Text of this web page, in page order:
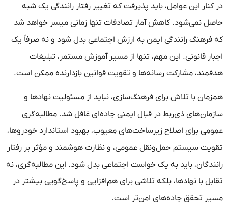
در کنار این عوامل، باید پذیرفت که تغییر رفتار رانندگی یک شبه
حاصل نمی‌شود. کاهش آمار تصادفات تنها زمانی میسر خواهد شد
که فرهنگ رانندگی ایمن به ارزش اجتماعی بدل شود و نه صرفاً یک
اجبار قانونی. این مهم، تنها از مسیر آموزش مستمر، تبلیغات
هدفمند، مشارکت رسانه‌ها و تقویت قوانین بازدارنده ممکن است.
همزمان با تلاش برای فرهنگ‌سازی، نباید از مسئولیت نهادها و
سازمان‌های ذی‌ربط در قبال ایمنی جاده‌ای غافل شد. مطالبه‌گری
عمومی برای اصلاح زیرساخت‌های معیوب، بهبود استاندارد خودروها،
تقویت سیستم حمل‌ونقل عمومی، و نظارت هوشمند و مؤثر بر رفتار
رانندگان، باید به یک خواست اجتماعی بدل شود. این مطالبه‌گری، نه
تقابل با نهادها، بلکه تلاشی برای هم‌افزایی و پاسخ‌گویی بیشتر در
مسیر تحقق جاده‌های امن‌تر است.